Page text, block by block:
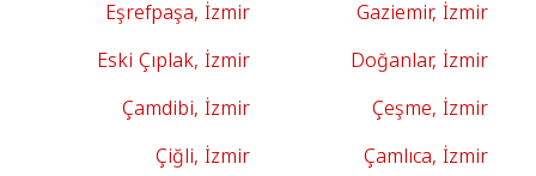
Gaziemir, İzmir
Eşrefpaşa, İzmir
Doğanlar, İzmir
Eski Çıplak, İzmir
Çeşme, İzmir
Çamdibi, İzmir
Çamlıca, İzmir
Çiğli, İzmir